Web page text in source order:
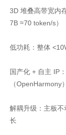
3D 堆叠高带宽内
7B ≈70 token/s）
低功耗：整体
国产化 + 自主 IP
（OpenHarmony）
解耦升级：主板
长